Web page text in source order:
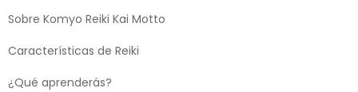
Sobre Komyo Reiki Kai Motto
Características de Reiki
¿Qué aprenderás?